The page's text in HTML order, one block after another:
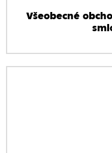
Všeobecné